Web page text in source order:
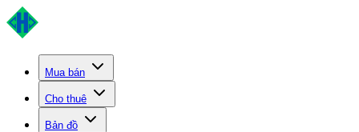
Mua bán
Cho thuê
Bản đồ